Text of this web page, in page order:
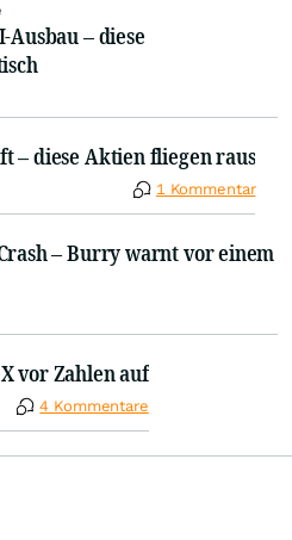
Ausbau – diese
– diese Aktien fliegen raus
1 Kommentar
– Burry warnt vor einem
vor Zahlen auf
4 Kommentare